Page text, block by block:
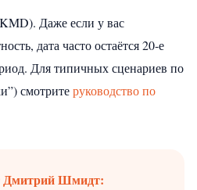
Даже если у вас
дата часто остаётся 20‑е
Для типичных сценариев по
смотритеруководство по
Дмитрий Шмидт: